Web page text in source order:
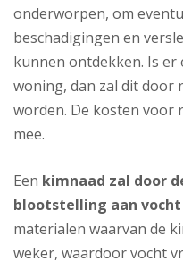
onderworpen, om
beschadigingen en
kunnen ontdekken. Is er
woning, dan zal dit door
worden. De kosten voor
mee.
Een kimnaad zal door
blootstelling aan
materialen waarvan de
weker, waardoor vocht